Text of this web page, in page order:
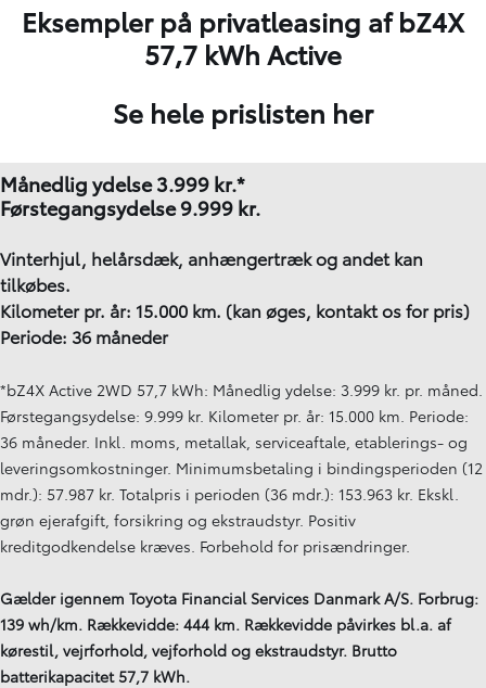
Eksempler på privatleasing af bZ4X
57,7 kWh Active
Se hele prislisten her
Månedlig ydelse 3.999 kr.*
Førstegangsydelse 9.999 kr.
Vinterhjul, helårsdæk, anhængertræk og andet kan
tilkøbes.
Kilometer pr. år: 15.000 km. (kan øges, kontakt os for pris)
Periode: 36 måneder
*bZ4X Active 2WD 57,7 kWh: Månedlig ydelse: 3.999 kr. pr. måned.
Førstegangsydelse: 9.999 kr. Kilometer pr. år: 15.000 km. Periode:
36 måneder. Inkl. moms, metallak, serviceaftale, etablerings- og
leveringsomkostninger. Minimumsbetaling i bindingsperioden (12
mdr.): 57.987 kr. Totalpris i perioden (36 mdr.): 153.963 kr. Ekskl.
grøn ejerafgift, forsikring og ekstraudstyr. Positiv
kreditgodkendelse kræves. Forbehold for prisændringer.
Gælder igennem Toyota Financial Services Danmark A/S. Forbrug:
139 wh/km. Rækkevidde: 444 km. Rækkevidde påvirkes bl.a. af
kørestil, vejrforhold, vejforhold og ekstraudstyr. Brutto
batterikapacitet 57,7 kWh.